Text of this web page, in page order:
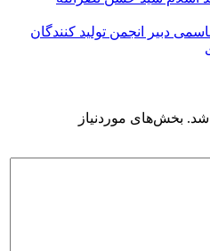
دبیر انجمن تولید کنندگان
شد. بخش‌های موردنیاز